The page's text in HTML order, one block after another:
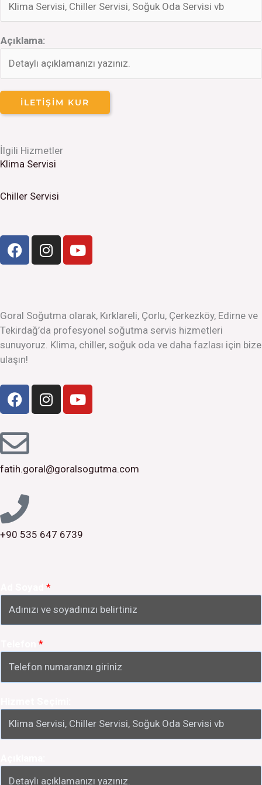
Açıklama:
İLETIŞIM KUR
İlgili Hizmetler
Klima Servisi
Chiller Servisi
F
a
o
o
k
I
n
g
r
a
Y
o
b
e
Goral Soğutma olarak, Kırklareli, Çorlu, Çerkezköy, Edirne ve
Tekirdağ’da profesyonel soğutma servis hizmetleri
sunuyoruz. Klima, chiller, soğuk oda ve daha fazlası için bize
ulaşın!
F
a
e
b
o
k
I
n
g
r
Y
o
b
fatih.goral@goralsogutma.com
+90 535 647 6739
*
*